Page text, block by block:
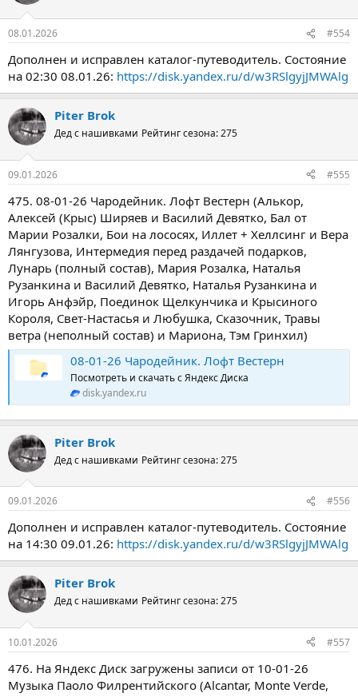
08.01.2026 #554
Дополнен и исправлен каталог-путеводитель. Состояние
на 02:30 08.01.26: https://disk.yandex.ru/d/w3RSlgyjJMWAlg
Piter Brok
Дед с нашивками Рейтинг сезона: 275
09.01.2026 #555
475. 08-01-26 Чародейник. Лофт Вестерн (Алькор,
Алексей (Крыс) Ширяев и Василий Девятко, Бал от
Марии Розалки, Бои на лососях, Иллет + Хеллсинг и Вера
Лянгузова, Интермедия перед раздачей подарков,
Лунарь (полный состав), Мария Розалка, Наталья
Рузанкина и Василий Девятко, Наталья Рузанкина и
Игорь Анфэйр, Поединок Щелкунчика и Крысиного
Короля, Свет-Настасья и Любушка, Сказочник, Травы
ветра (неполный состав) и Мариона, Тэм Гринхил)
08-01-26 Чародейник. Лофт Вестерн
Посмотреть и скачать с Яндекс Диска
disk.yandex.ru
Piter Brok
Дед с нашивками Рейтинг сезона: 275
09.01.2026 #556
Дополнен и исправлен каталог-путеводитель. Состояние
на 14:30 09.01.26: https://disk.yandex.ru/d/w3RSlgyjJMWAlg
Piter Brok
Дед с нашивками Рейтинг сезона: 275
10.01.2026 #557
476. На Яндекс Диск загружены записи от 10-01-26
Музыка Паоло Филрентийского (Alcantar, Monte Verde,